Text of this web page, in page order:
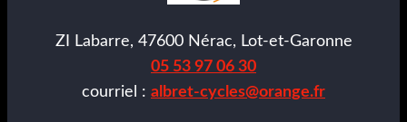
ZI Labarre, 47600 Nérac, Lot-et-Garonne
05 53 97 06 30
courriel : albret-cycles@orange.fr